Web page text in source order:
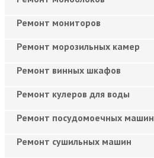
Ремонт мониторов
Ремонт морозильных камер
Ремонт винных шкафов
Ремонт кулеров для воды
Ремонт посудомоечных машин
Ремонт сушильных машин